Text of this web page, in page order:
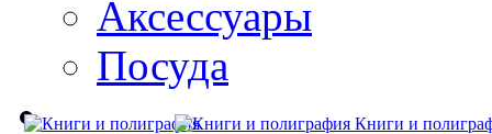
Аксессуары
Посуда
Книги и